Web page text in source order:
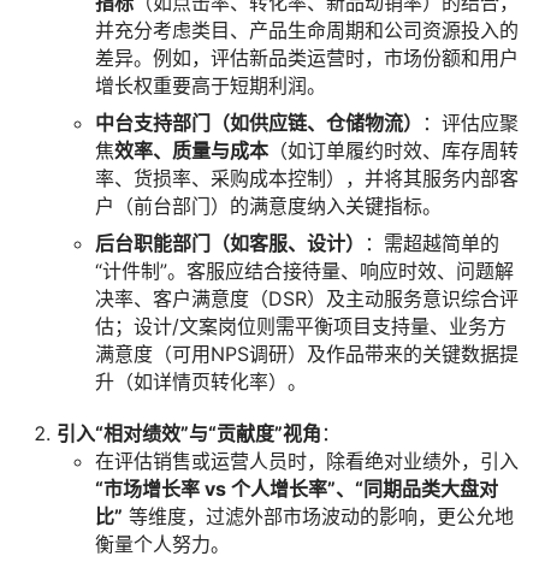
并充分考虑类目、产品生命周期和公司资源投入的
差异。例如，评估新品类运营时，市场份额和用户
增长权重要高于短期利润。
中台支持部门（如供应链、仓储物流）
：评估应聚
焦效率、质量与成本 （如订单履约时效、库存周转
率、货损率、采购成本控制），并将其服务内部客
户（前台部门）的满意度纳入关键指标。
后台职能部门（如客服、设计）
：需超越简单的
“计件制”。客服应结合接待量、响应时效、问题解
决率、客户满意度（DSR）及主动服务意识综合评
估；设计/文案岗位则需平衡项目支持量、业务方
满意度（可用NPS调研）及作品带来的关键数据提
升（如详情页转化率）。
引入“相对绩效”与“贡献度”视角 ：
在评估销售或运营人员时，除看绝对业绩外，引入
“市场增长率 vs 个人增长率”、“同期品类大盘对
比” 等维度，过滤外部市场波动的影响，更公允地
衡量个人努力。